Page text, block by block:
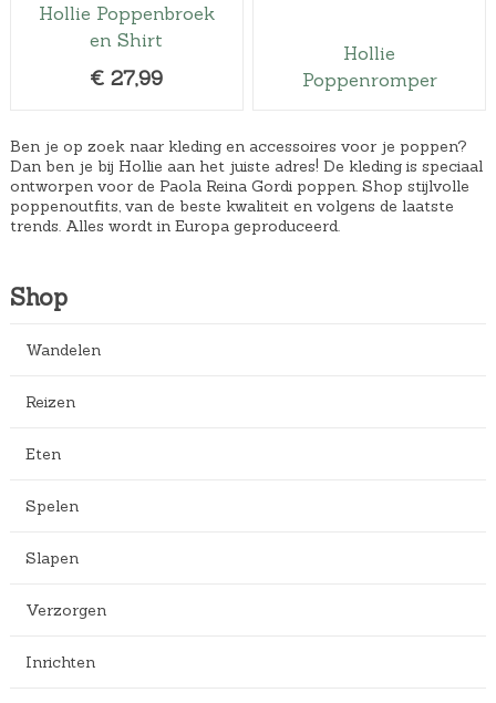
Hollie Poppenbroek
en Shirt
€ 27,99
Hollie
Poppenromper
Ben je op zoek naar kleding en accessoires voor je poppen?
Dan ben je bij Hollie aan het juiste adres! De kleding is speciaal
ontworpen voor de Paola Reina Gordi poppen. Shop stijlvolle
poppenoutfits, van de beste kwaliteit en volgens de laatste
trends. Alles wordt in Europa geproduceerd.
Shop
Wandelen
Reizen
Eten
Spelen
Slapen
Verzorgen
Inrichten